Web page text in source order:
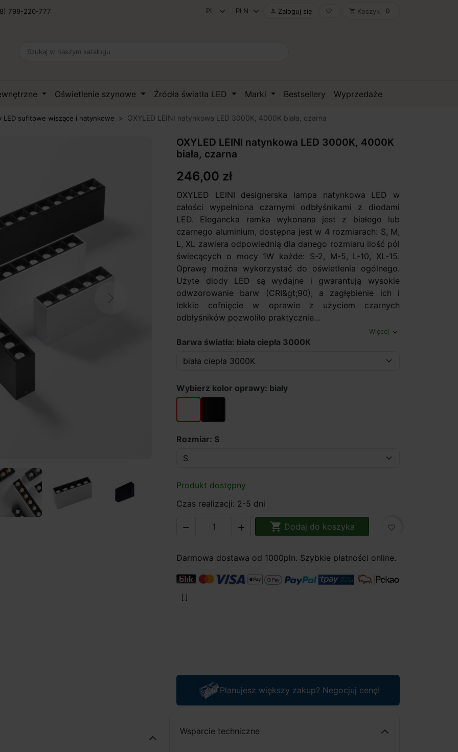
799-220-777  Zaloguj się favorite_border shopping_cart Koszyk 0
Oświetlenie szynowe Źródła światła LED Marki Bestsellery Wyprzedaże
LED sufitowe wiszące i natynkowe OXYLED LEINI natynkowa LED 3000K, 4000K biała, czarna
OXYLED LEINI natynkowa LED 3000K, 4000K
biała, czarna
246,00 zł
OXYLED LEINI designerska lampa natynkowa LED w
całości wypełniona czarnymi odbłyśnikami z diodami
LED. Elegancka ramka wykonana jest z białego lub
czarnego aluminium, dostępna jest w 4 rozmiarach: S, M,
L, XL zawiera odpowiednią dla danego rozmiaru ilość pól
świecących o mocy 1W każde: S-2, M-5, L-10, XL-15.
Oprawę można wykorzystać do oświetlenia ogólnego.
Użyte diody LED są wydajne i gwarantują wysokie
odwzorowanie barw (CRI&gt;90), a zagłębienie ich i
lekkie cofnięcie w oprawie z użyciem czarnych
odbłyśników pozwoliło praktycznie...
Więcej expand_more
Barwa światła: biała ciepła 3000K
Wybierz kolor oprawy: biały
biały czarny
Rozmiar: S
Produkt dostępny
Czas realizacji: 2-5 dni
   Dodaj do koszyka favorite_border
Darmowa dostawa od 1000pln. Szybkie płatności online.
Planujesz większy zakup? Negocjuj cenę!
Wsparcie techniczne